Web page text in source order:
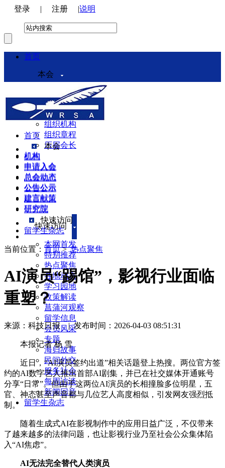
登录 | 注册 |说明
首页
本会
本会介绍
领导机构
理事会
组织机构
组织章程
历届会长
机构
申请入会
总会动态
公告公示
建言献策
研究院
快速访问
本网首发
特别推荐
热点聚焦
各地动态
学习园地
政策解读
菖蒲河观察
留学信息
会员风采
专题
海归故事
民间外交
服务社会
每周访谈
新闻回音
留学生杂志
首页
本会
机构
申请入会
总会动态
公告公示
建言献策
研究院
快速访问
留学生杂志
当前位置： 首页>热点聚焦
AI演员“踢馆”，影视行业面临
重塑？
来源：科技日报 |发布时间：2026-04-03 08:51:31
本报记者 杨 雪
近日，“AI演员签约出道”相关话题登上热搜。两位官方签
约的AI数字艺人推出首部AI剧集，并已在社交媒体开通账号
分享“日常”。但由于这两位AI演员的长相撞脸多位明星，五
官、神态甚至声音都与几位艺人高度相似，引发网友强烈抵
制。
随着生成式AI在影视制作中的应用日益广泛，不仅带来
了越来越多的法律问题，也让影视行业乃至社会公众集体陷
入“AI焦虑”。
AI无法完全替代人类演员